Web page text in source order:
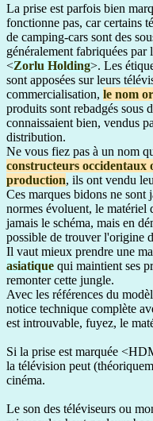
La prise est parfois bien
fonctionne pas, car certains
de camping-cars sont des
généralement fabriquées
<Zorlu Holding>. Les
sont apposées sur leurs
commercialisation, le nom
produits sont rebadgés sous
connaissaient bien, vendus
distribution.
Ne vous fiez pas à un nom
constructeurs occidentaux
production, ils ont vendu
Ces marques bidons ne sont
normes évoluent, le matériel
jamais le schéma, mais en
possible de trouver l'origine
Il vaut mieux prendre une
asiatique qui maintient ses
remonter cette jungle.
Avec les références du
notice technique complète
est introuvable, fuyez, le
Si la prise est marquée
la télévision peut
cinéma.
Le son des téléviseurs ou